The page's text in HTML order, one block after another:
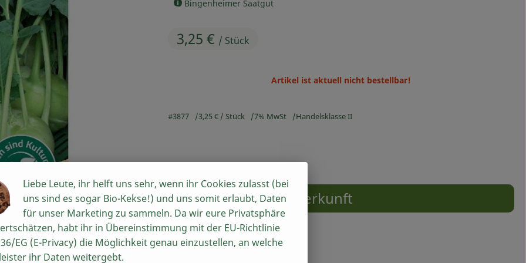
Bingenheimer Saatgut
3,25 € / Stück
Artikel ist aktuell nicht bestellbar!
#3877 3,25 € / Stück 7% MwSt Handelsklasse II
Rezepte
Herkunft
keine passenden Rezepte gefunden.
Liebe Leute, ihr helft uns sehr, wenn ihr Cookies zulasst (bei
uns sind es sogar Bio-Kekse!) und uns somit erlaubt, Daten
für unser Marketing zu sammeln. Da wir eure Privatsphäre
habt ihr in Übereinstimmung mit der EU-Richtlinie
EG (E-Privacy) die Möglichkeit genau einzustellen, an welche
ihr Daten weitergebt.